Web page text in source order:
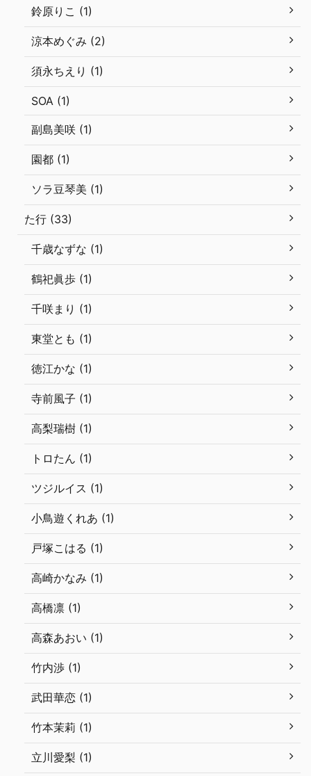
鈴原りこ (1)
涼本めぐみ (2)
須永ちえり (1)
SOA (1)
副島美咲 (1)
園都 (1)
ソラ豆琴美 (1)
た行 (33)
千歳なずな (1)
鶴祀眞歩 (1)
千咲まり (1)
東堂とも (1)
徳江かな (1)
寺前風子 (1)
高梨瑞樹 (1)
トロたん (1)
ツジルイス (1)
小鳥遊くれあ (1)
戸塚こはる (1)
高崎かなみ (1)
高橋凛 (1)
高森あおい (1)
竹内渉 (1)
武田華恋 (1)
竹本茉莉 (1)
立川愛梨 (1)